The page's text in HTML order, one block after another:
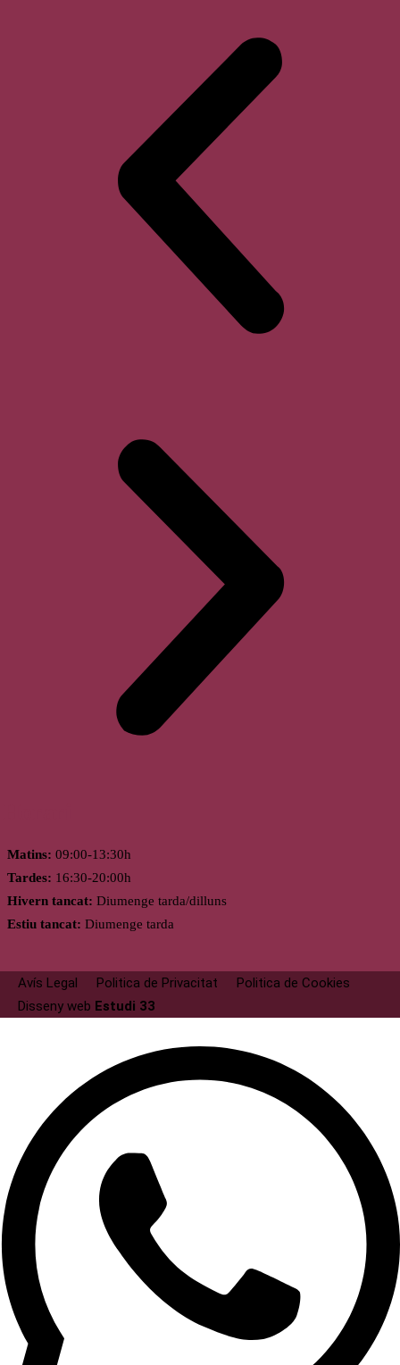
Matins: 09:00-13:30h
Tardes: 16:30-20:00h
Hivern tancat: Diumenge tarda/dilluns
Estiu tancat: Diumenge tarda
Avís Legal Politica de Privacitat
Politica de Cookies
Disseny web Estudi 33